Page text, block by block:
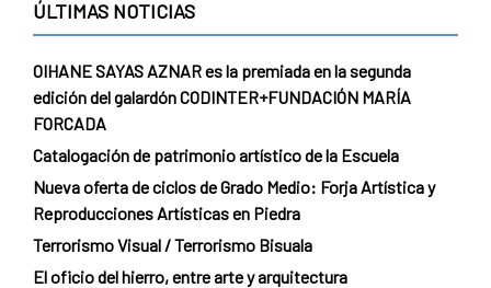
ÚLTIMAS NOTICIAS
OIHANE SAYAS AZNAR es la premiada en la segunda
edición del galardón CODINTER+FUNDACIÓN MARÍA
FORCADA
Catalogación de patrimonio artístico de la Escuela
Nueva oferta de ciclos de Grado Medio: Forja Artística y
Reproducciones Artísticas en Piedra
Terrorismo Visual / Terrorismo Bisuala
El oficio del hierro, entre arte y arquitectura